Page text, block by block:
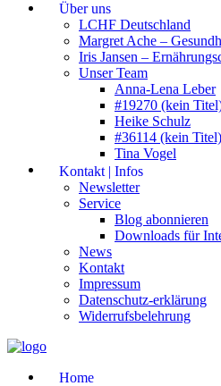
Über uns
LCHF Deutschland
Margret Ache –
Iris Jansen –
Unser Team
Anna-Lena Leber
#19270 (kein
Heike Schulz
#36114 (kein Titel)
Tina Vogel
Kontakt | Infos
Newsletter
Service
Blog abonnieren
Downloads für
News
Kontakt
Impressum
Datenschutz-erklärung
Widerrufsbelehrung
Home